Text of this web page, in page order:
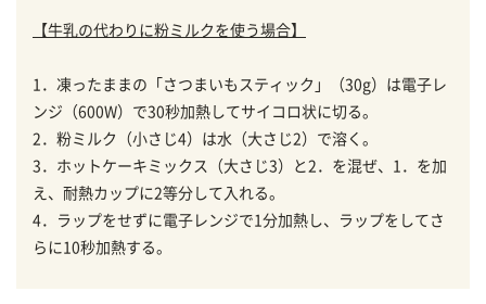
【牛乳の代わりに粉ミルクを使う場合】
1．凍ったままの「さつまいもスティック」（30g）は電子レ
ンジ（600W）で30秒加熱してサイコロ状に切る。
2．粉ミルク（小さじ4）は水（大さじ2）で溶く。
3．ホットケーキミックス（大さじ3）と2．を混ぜ、1．を加
え、耐熱カップに2等分して入れる。
4．ラップをせずに電子レンジで1分加熱し、ラップをしてさ
らに10秒加熱する。